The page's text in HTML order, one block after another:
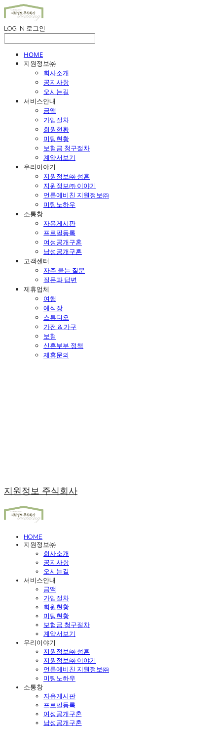
LOG IN 로그인
HOME
지원정보㈜
회사소개
공지사항
오시는길
서비스안내
금액
가입절차
회원현황
미팅현황
보험금 청구절차
계약서보기
우리이야기
지원정보㈜ 성혼
지원정보㈜ 이야기
언론에비친 지원정보㈜
미팅노하우
소통창
자유게시판
프로필등록
여성공개구혼
남성공개구혼
고객센터
자주 묻는 질문
질문과 답변
제휴업체
여행
예식장
스튜디오
가전 & 가구
보험
신혼부부 정책
제휴문의
지원정보 주식회사
HOME
지원정보㈜
회사소개
공지사항
오시는길
서비스안내
금액
가입절차
회원현황
미팅현황
보험금 청구절차
계약서보기
우리이야기
지원정보㈜ 성혼
지원정보㈜ 이야기
언론에비친 지원정보㈜
미팅노하우
소통창
자유게시판
프로필등록
여성공개구혼
남성공개구혼